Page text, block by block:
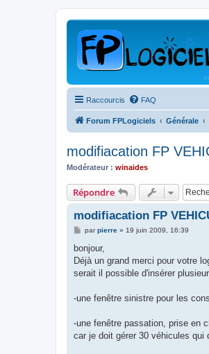
Raccourcis FAQ
Forum FPLogiciels Générale
modifiacation FP
Modérateur : winaides
Répondre
modifiacation FP
M
s
a
g
parpierre» 19 juin 2009, 16:39
bonjour,
Déjà un grand merci pour votre
serait il possible d'insérer
-une fenêtre sinistre pour les
-une fenêtre passation, prise en
car je doit gérer 30 véhicules qui